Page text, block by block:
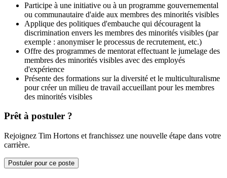
Participe à une initiative ou à un programme gouvernemental
ou communautaire d'aide aux membres des minorités visibles
Applique des politiques d'embauche qui découragent la
discrimination envers les membres des minorités visibles (par
exemple : anonymiser le processus de recrutement, etc.)
Offre des programmes de mentorat effectuant le jumelage des
membres des minorités visibles avec des employés
d'expérience
Présente des formations sur la diversité et le multiculturalisme
pour créer un milieu de travail accueillant pour les membres
des minorités visibles
Prêt à postuler ?
Rejoignez Tim Hortons et franchissez une nouvelle étape dans votre
carrière.
Postuler pour ce poste